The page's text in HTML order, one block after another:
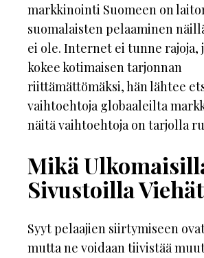
markkinointi Suomeen on
suomalaisten pelaaminen
ei ole. Internet ei tunne rajoja,
kokee kotimaisen tarjonnan
riittämättömäksi, hän lähtee
vaihtoehtoja globaaleilta
näitä vaihtoehtoja on tarjolla
Mikä
Sivustoilla
Syyt pelaajien siirtymiseen
mutta ne voidaan tiivistää